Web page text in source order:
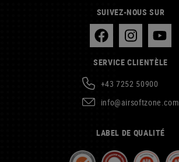
SUIVEZ-NOUS SUR
SERVICE CLIENTÈLE
+43 7252 50900
info@airsoftzone.com
LABEL DE QUALITÉ